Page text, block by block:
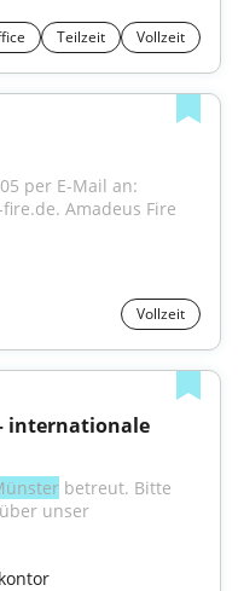
Teilzeit Vollzeit
per E-Mail an:
Amadeus Fire
Vollzeit
internationale
betreut. Bitte
unser